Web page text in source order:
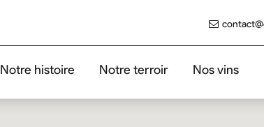
Notre histoire Notre terroir Nos vins